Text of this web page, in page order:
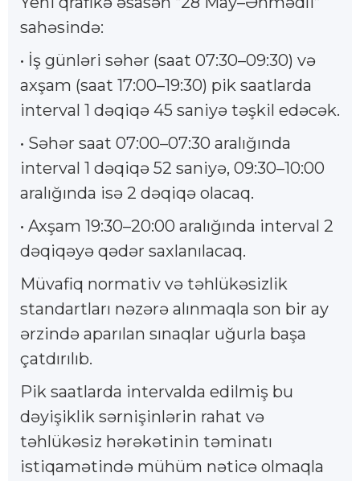
sahəsində:
• İş günləri səhər (saat 07:30–09:30) və
axşam (saat 17:00–19:30) pik saatlarda
interval 1 dəqiqə 45 saniyə təşkil edəcək.
• Səhər saat 07:00–07:30 aralığında
interval 1 dəqiqə 52 saniyə, 09:30–10:00
aralığında isə 2 dəqiqə olacaq.
• Axşam 19:30–20:00 aralığında interval 2
dəqiqəyə qədər saxlanılacaq.
Müvafiq normativ və təhlükəsizlik
standartları nəzərə alınmaqla son bir ay
ərzində aparılan sınaqlar uğurla başa
çatdırılıb.
Pik saatlarda intervalda edilmiş bu
dəyişiklik sərnişinlərin rahat və
təhlükəsiz hərəkətinin təminatı
istiqamətində mühüm nəticə olmaqla